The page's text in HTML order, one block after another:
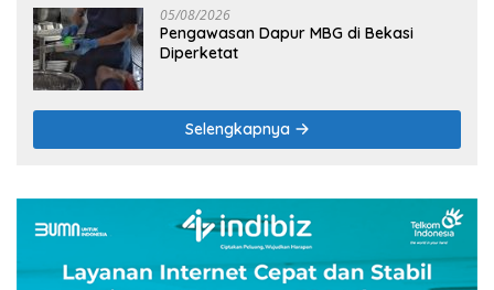
05/08/2026
Pengawasan Dapur MBG di Bekasi
Diperketat
Selengkapnya